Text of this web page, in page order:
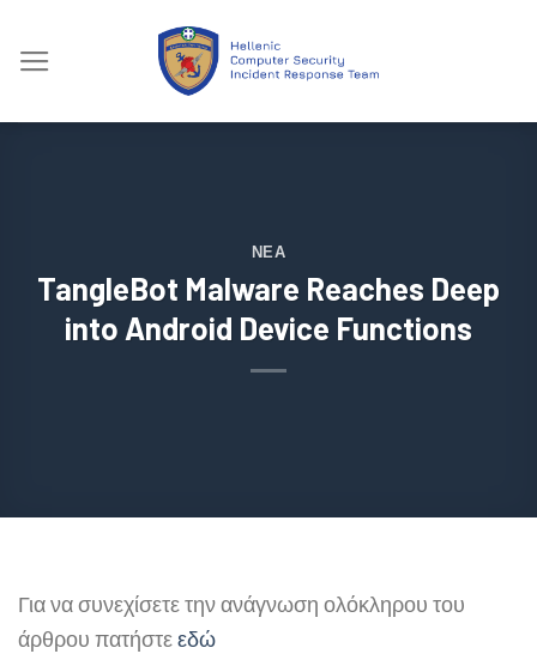
ΝΈΑ
TangleBot Malware Reaches Deep
into Android Device Functions
Για να συνεχίσετε την ανάγνωση ολόκληρου του
άρθρου πατήστεεδώ